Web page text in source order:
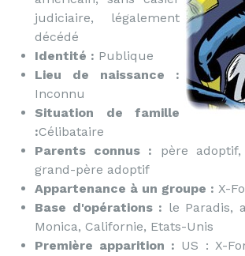
judiciaire, légalement
décédé
Identité : Publique
Lieu de naissance :
Inconnu
Situation de famille
:Célibataire
Parents connus : père
grand-père adoptif
Appartenance à un groupe : X-
Base d'opérations : le Paradis,
Monica, Californie, Etats-Unis
Première apparition : US : X-